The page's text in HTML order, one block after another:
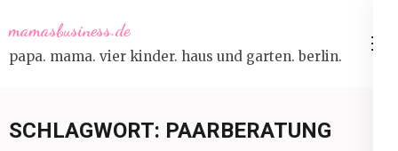
to
content
mamasbusiness.de
papa. mama. vier kinder. haus und garten. berlin.
SCHLAGWORT: PAARBERATUNG